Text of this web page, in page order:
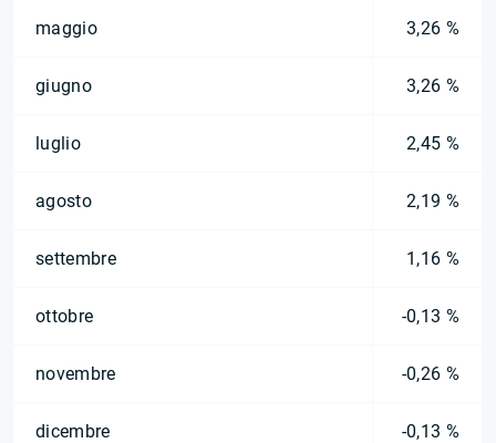
maggio 3,26 %
giugno 3,26 %
luglio 2,45 %
agosto 2,19 %
settembre 1,16 %
ottobre -0,13 %
novembre -0,26 %
dicembre -0,13 %